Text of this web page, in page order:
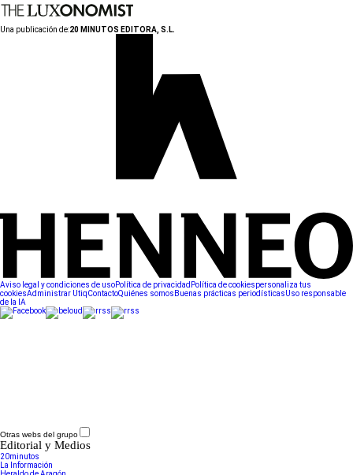
Una publicación de:20 MINUTOS EDITORA, S.L.
Aviso legal y condiciones de usoPolítica de privacidad Política de cookiespersonaliza tus
cookiesAdministrar UtiqContactoQuiénes somos Buenas prácticas periodísticasUso responsable
de la IA
Otras webs del grupo
Editorial y Medios
20minutos
La Información